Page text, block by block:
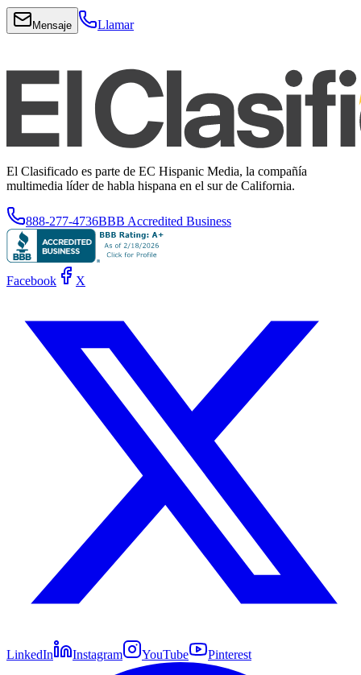
Mensaje Llamar
El Clasificado es parte de EC Hispanic Media, la compañía
multimedia líder de habla hispana en el sur de California.
888-277-4736BBB Accredited Business
Facebook X
LinkedIn Instagram YouTube Pinterest